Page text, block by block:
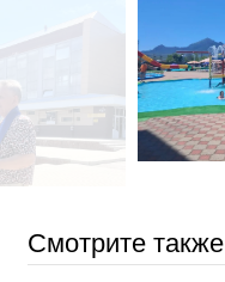
Смотрите также